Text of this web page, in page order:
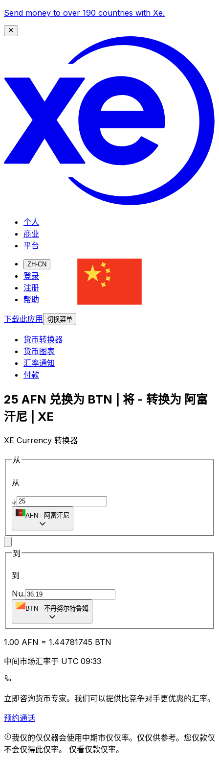
Send money to over 190 countries with Xe.
个人
商业
平台
ZH-CN
登录
注册
帮助
下载此应用
切换菜单
货币转换器
货币图表
汇率通知
付款
25 AFN 兑换为 BTN | 将 - 转换为 阿富
汗尼 | XE
XE Currency 转换器
从
从
؋
AFN - 阿富汗尼
到
到
Nu.
BTN - 不丹努尔特鲁姆
1.00 AFN = 1.44781745 BTN
中间市场汇率于 UTC 09:33
立即咨询货币专家。 我们可以提供比竞争对手更优惠的汇率。
预约通话
我仅的仅仅器会使用中期市仅仅率。仅仅供参考。您仅款仅
不会仅得此仅率。 仅看仅款仅率。